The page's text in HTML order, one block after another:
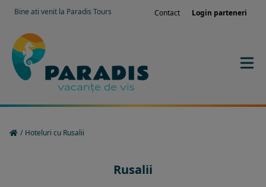
Bine ati venit la Paradis Tours Contact Login parteneri
/ Hoteluri cu Rusalii
Rusalii